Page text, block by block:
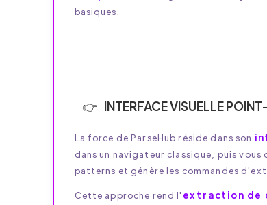
basiques.
INTERFACE VISUELLE
La force de ParseHub réside dans son
dans un navigateur classique, puis
patterns et génère les commandes
Cette approche rend l' extraction de